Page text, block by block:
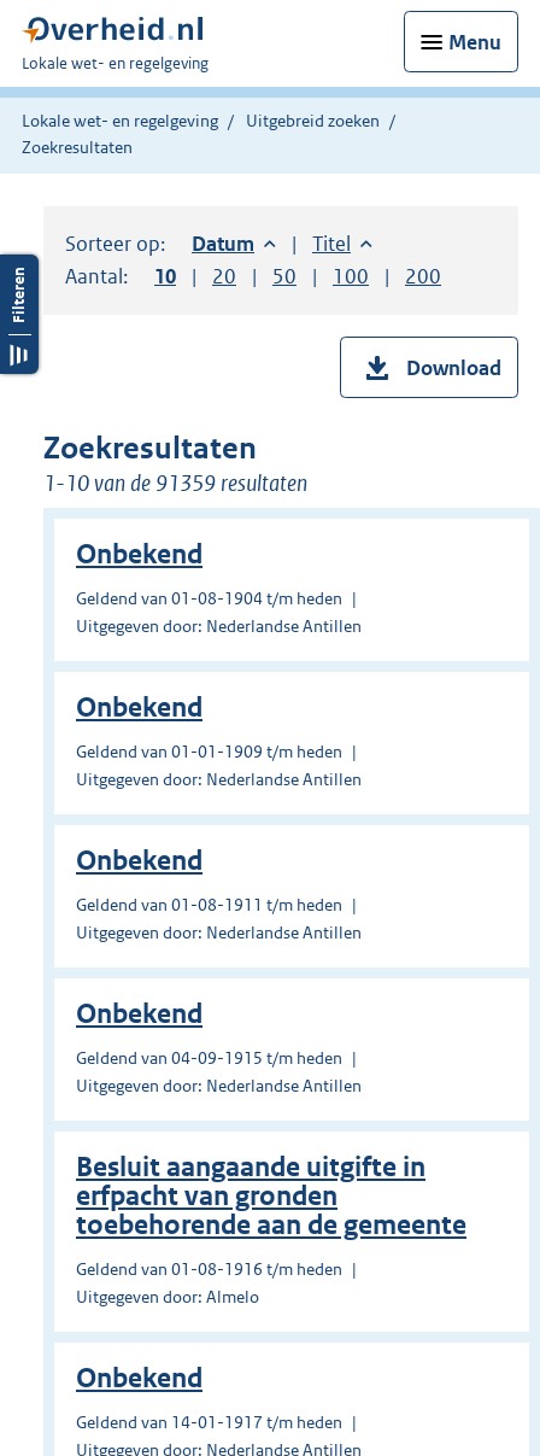
Menu
U
bent
hier:
Lokale wet- en regelgeving
Lokale wet- en regelgeving
Uitgebreid zoeken
Zoekresultaten
Sorteer op: Sorteer op:
Datum aflopendSorteer op:
Titel oplopend
Aantal:
Toon
10 resultaten per pagina
Toon
20 resultaten per pagina
Toon
50 resultaten per pagina
Toon
100 resultaten per
Toon
200
Download
Zoekresultaten
1-10 van de 91359 resultaten
Onbekend
Geldend van 01-08-1904 t/m heden
Uitgegeven door: Nederlandse Antillen
Onbekend
Geldend van 01-01-1909 t/m heden
Uitgegeven door: Nederlandse Antillen
Onbekend
Geldend van 01-08-1911 t/m heden
Uitgegeven door: Nederlandse Antillen
Onbekend
Geldend van 04-09-1915 t/m heden
Uitgegeven door: Nederlandse Antillen
Besluit aangaande uitgifte in
erfpacht van gronden
toebehorende aan de gemeente
Geldend van 01-08-1916 t/m heden
Uitgegeven door: Almelo
Onbekend
Geldend van 14-01-1917 t/m heden
Uitgegeven door: Nederlandse Antillen